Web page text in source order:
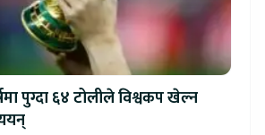
पुग्दा ६४ टोलीले विश्वकप खेल्न